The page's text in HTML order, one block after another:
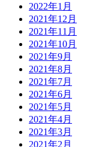
2022年1月
2021年12月
2021年11月
2021年10月
2021年9月
2021年8月
2021年7月
2021年6月
2021年5月
2021年4月
2021年3月
2021年2月